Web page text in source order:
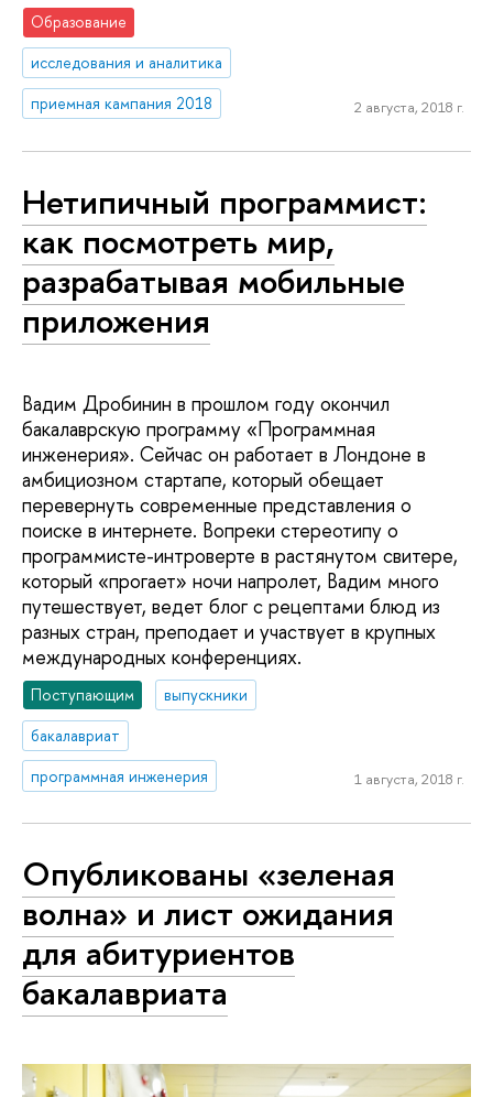
Образование
исследования и аналитика
приемная кампания 2018
2 августа, 2018 г.
Нетипичный программист:
как посмотреть мир,
разрабатывая мобильные
приложения
Вадим Дробинин в прошлом году окончил
бакалаврскую программу «Программная
инженерия». Сейчас он работает в Лондоне в
амбициозном стартапе, который обещает
перевернуть современные представления о
поиске в интернете. Вопреки стереотипу о
программисте-интроверте в растянутом свитере,
который «прогает» ночи напролет, Вадим много
путешествует, ведет блог с рецептами блюд из
разных стран, преподает и участвует в крупных
международных конференциях.
Поступающим
выпускники
бакалавриат
программная инженерия
1 августа, 2018 г.
Опубликованы «зеленая
волна» и лист ожидания
для абитуриентов
бакалавриата